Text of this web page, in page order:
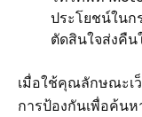
ประโยชน์ใน
ตัดสินใจส่งคื
เมื่อใช้คุณลักษณะเ
การป้องกันเพื่อค้น